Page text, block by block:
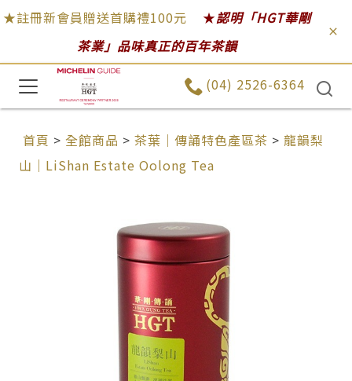
★註冊新會員贈送首購禮100元 ★認明「HGT華剛
茶業」品味真正的百年茶韻
(04) 2526-6364
首頁 > 全館商品 > 茶葉｜傳誦特色產區茶 > 龍韻梨
山｜LiShan Estate Oolong Tea